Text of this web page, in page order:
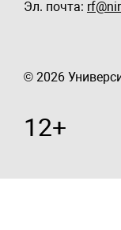
Эл. почта:
© 2026
12+